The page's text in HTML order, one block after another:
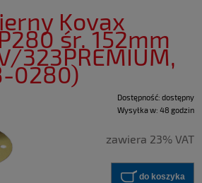
Kovax
śr. 152mm
323PREMIUM,
0280)
Dostępność: dostępny
Wysyłka w: 48 godzin
zawiera 23% VAT
do koszyka